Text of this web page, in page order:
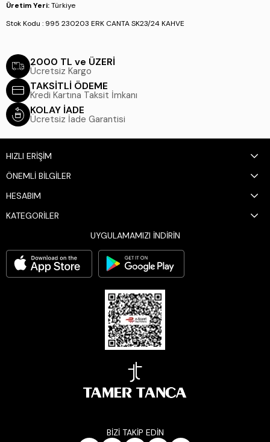
Üretim Yeri:Türkiye
Stok Kodu : 995 230203 ERK CANTA SK23/24 KAHVE
2000 TL ve ÜZERİ
Ücretsiz Kargo
TAKSİTLİ ÖDEME
Kredi Kartına Taksit İmkanı
KOLAY İADE
Ücretsiz İade Garantisi
HIZLI ERİŞİM
ÖNEMLİ BİLGİLER
HESABIM
KATEGORİLER
UYGULAMAMIZI İNDİRİN
BİZİ TAKİP EDİN